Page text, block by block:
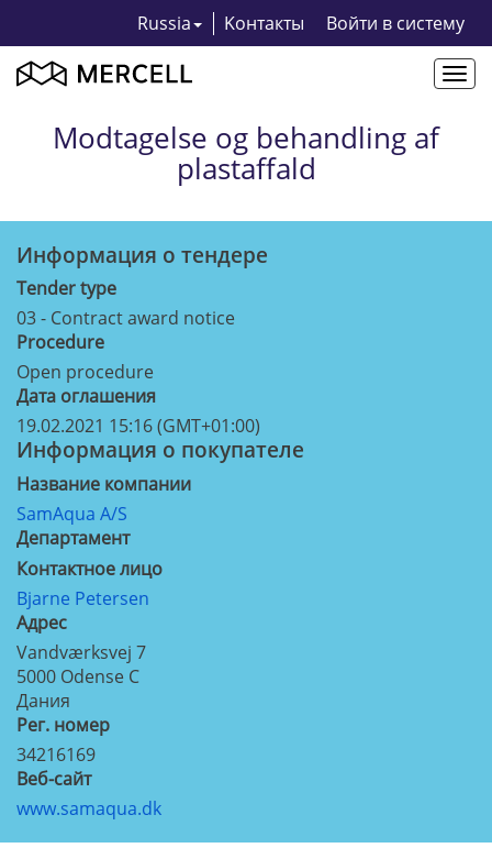
Russia Kонтакты Bойти в систему
Modtagelse og behandling af
plastaffald
Информация о тендерe
Tender type
03 - Contract award notice
Procedure
Open procedure
Дата оглашения
19.02.2021 15:16 (GMT+01:00)
Информация о покупателе
Название компании
SamAqua A/S
Департамент
Контактное лицо
Bjarne Petersen
Aдрес
Vandværksvej 7
5000 Odense C
Дания
Рег. номер
34216169
Веб-сайт
www.samaqua.dk